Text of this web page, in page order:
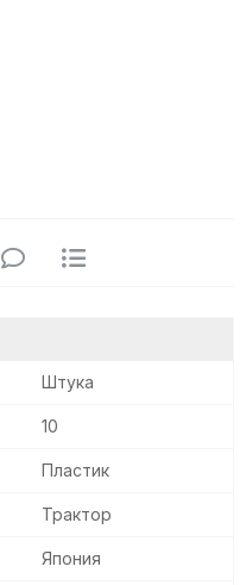
Штука
10
Пластик
Трактор
Япония